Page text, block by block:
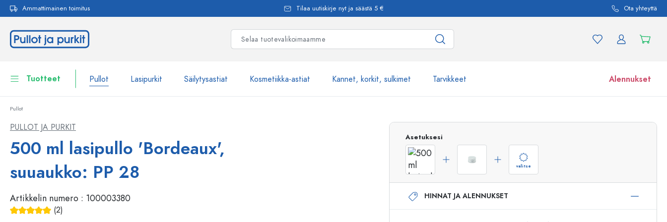
Siirry päänavigointiin
Ammattimainen toimitus Tilaa uutiskirje nyt ja säästä 5 € Ota yhteyttä
Tuotteet Pullot Lasipurkit Säilytysastiat Kosmetiikka-astiat Kannet, korkit, sulkimet Tarvikkeet Alennukset
Lasipurkit
Kosmetiikka-astiat
Pullot tuotemerkin mukaan
Airless-pumppupullot
Roll-on-pullot
Lasipurkit
Tutustu nyt
Osta nyt
Pullot
PULLOT JA PURKIT
500 ml lasipullo 'Bordeaux',
suuaukko: PP 28
Artikkelin numero : 100003380
(2)
Asetuksesi
valitse
HINNAT JA ALENNUKSET